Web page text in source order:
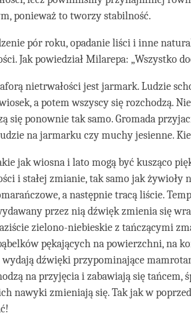
ponieważ to tworzy stabilność.
pór roku, opadanie liści i inne
Jak powiedział Milarepa: „Wszystko
nietrwałości jest jarmark. Ludzie
a potem wszyscy się rozchodzą.
się ponownie tak samo. Gromada
na jarmarku czy muchy jesienne.
jak wiosna i lato mogą być kusząco
i stałej zmianie, tak samo jak żywioły
a następnie tracą liście.
przez nią dźwięk zmienia się
zielono-niebieskie z tańczącymi
pękających na powierzchni, na
dźwięki przypominające
na przyjęcia i zabawiają się tańcem,
nawyki zmieniają się. Tak jak w